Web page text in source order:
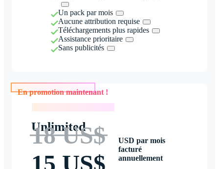
Un pack par mois
Aucune attribution requise
Téléchargements plus rapides
Assistance prioritaire
Sans publicités
En promotion maintenant !
Unlimited
18 US$
15 US$
USD par mois
facturé
annuellement